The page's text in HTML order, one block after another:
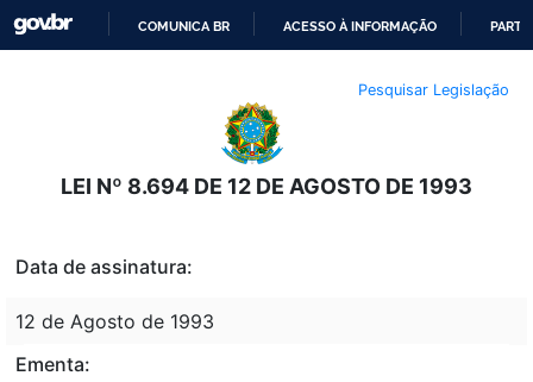
O
CONTEÚDO
COMUNICA BR ACESSO À INFORMAÇÃO
Pesquisar Legislação
LEI Nº 8.694 DE 12 DE AGOSTO DE 1993
Data de assinatura:
12 de Agosto de 1993
Ementa: